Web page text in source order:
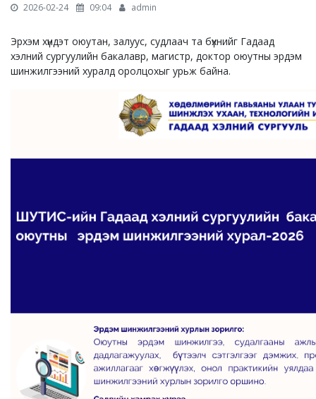
2026-02-24 09:04 admin
Эрхэм хүндэт оюутан, залуус, судлаач та бүхнийг Гадаад
хэлний сургуулийн бакалавр, магистр, доктор оюутны эрдэм
шинжилгээний хуралд оролцохыг урьж байна.